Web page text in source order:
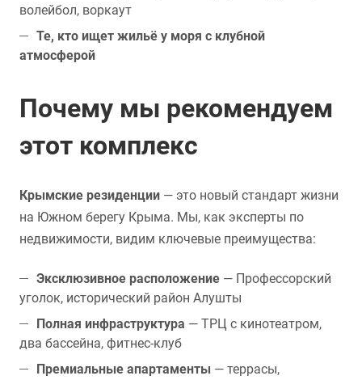
волейбол, воркаут
Те, кто ищет жильё у моря с клубной
атмосферой
Почему мы рекомендуем
этот комплекс
Крымские резиденции — это новый стандарт жизни
на Южном берегу Крыма. Мы, как эксперты по
недвижимости, видим ключевые преимущества:
Эксклюзивное расположение — Профессорский
уголок, исторический район Алушты
Полная инфраструктура — ТРЦ с кинотеатром,
два бассейна, фитнес-клуб
Премиальные апартаменты — террасы,